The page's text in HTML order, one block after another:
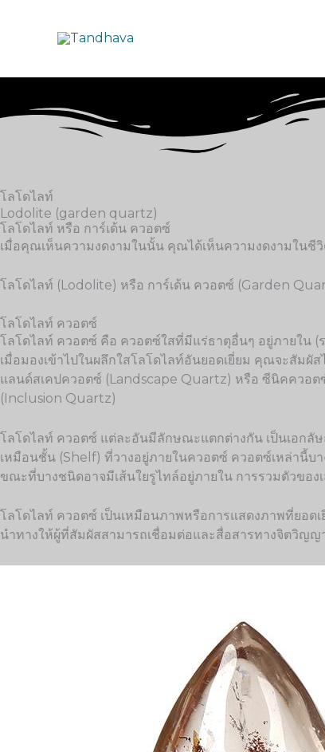
โลโดไลท์
Lodolite (garden quartz)
โลโดไลท์ หรือ การ์เด้น ควอตซ์
เมื่อคุณเห็นความงดงามในนั้น คุณได้เห็นความงดงามในชี
โลโดไลท์ (Lodolite) หรือ การ์เด้น ควอตซ์ (Garden
โลโดไลท์ ควอตซ์
โลโดไลท์ ควอตซ์ คือ ควอตซ์ใสที่มีแร่ธาตุอื่นๆ อยู่ภายใน (
เมื่อมองเข้าไปในผลึกใสโลโดไลท์อันยอดเยี่ยม คุณจะสัม
แลนด์สเคปควอตซ์ (Landscape Quartz) หรือ ซีนิคควอ
(Inclusion Quartz)
โลโดไลท์ ควอตซ์ แต่ละอันมีลักษณะแตกต่างกัน เป็นเอกลั
เหมือนชั้น (Shelf) ที่วางอยู่ภายในควอตซ์ ควอตซ์เหล่านี้
ขณะที่บางชนิดอาจมีเส้นใยรูไทล์อยู่ภายใน การรวมตัวของ
โลโดไลท์ ควอตซ์ เป็นเหมือนภาพหรือการแสดงภาพที่ยอด
นำทางให้ผู้ที่สัมผัสสามารถเชื่อมต่อและสื่อสารทางจิตวิญ